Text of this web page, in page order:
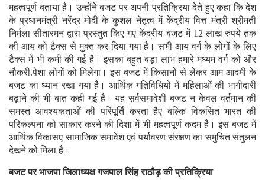
महत्वपूर्ण बताया है। उन्होंने बजट पर अपनी प्रतिक्रिया देते हुए कहा कि देश
के प्रधानमंत्री नरेंद्र मोदी के कुशल नेतृत्व में केंद्रीय वित्त मंत्री श्रीमती
निर्मला सीतारमन द्वारा प्रस्तुत किए गए केंद्रीय बजट में 12 लाख रुपये तक
की आय को टैक्स से मुक्त कर दिया गया है। सभी आय वर्ग के लोगों के लिए
टैक्स में भी कमी की गई है। इसका बहुत बड़ा लाभ हमारे मध्यम वर्ग को और
नौकरी.पेशा लोगों को मिलेगा। इस बजट में किसानों से लेकर आम आदमी के
बजट का ध्यान रखा गया है। आर्थिक गतिविधियों में महिलाओं की भागीदारी
बढ़ाने की भी बात कही गई है। यह सर्वसमावेशी बजट न केवल वर्तमान की
समस्त आवश्यकताओं की परिपूर्ति करता हैए बल्कि विकसित भारत की
परिकल्पना को साकार करने की दिशा में भी महत्वपूर्ण कदम है। इस बजट में
आर्थिक विकासए सामाजिक समावेश एवं पर्यावरण संरक्षण का समुचित संतुलन
देखने को मिला है।
बजट पर भाजपा जिलाध्यक्ष गजपाल सिंह राठौड़ की प्रतिक्रिया